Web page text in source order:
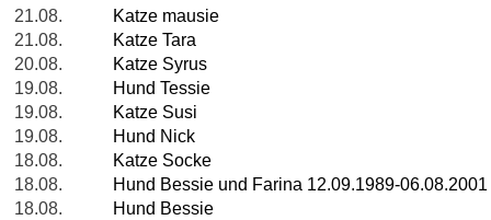
21.08.
Katze mausie
21.08.
Katze Tara
20.08.
Katze Syrus
19.08.
Hund Tessie
19.08.
Katze Susi
19.08.
Hund Nick
18.08.
Katze Socke
18.08.
Hund Bessie und Farina 12.09.1989-06.08.2001
18.08.
Hund Bessie